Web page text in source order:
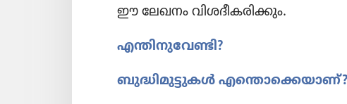
ഈ ലേഖനം വിശദീ​ക​രി​ക്കും.
എന്തിനു​വേ​ണ്ടി?
ബുദ്ധി​മു​ട്ടു​കൾ എന്തൊ​ക്കെ​യാണ്‌?